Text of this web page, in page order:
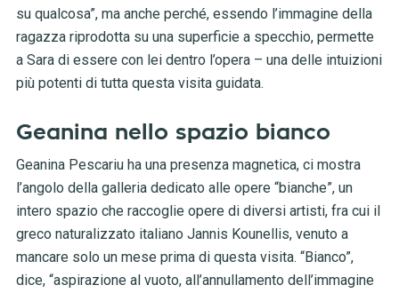
su qualcosa”, ma anche perché, essendo l’immagine della
ragazza riprodotta su una superficie a specchio, permette
a Sara di essere con lei dentro l’opera – una delle intuizioni
più potenti di tutta questa visita guidata.
Geanina nello spazio bianco
Geanina Pescariu ha una presenza magnetica, ci mostra
l’angolo della galleria dedicato alle opere “bianche”, un
intero spazio che raccoglie opere di diversi artisti, fra cui il
greco naturalizzato italiano Jannis Kounellis, venuto a
mancare solo un mese prima di questa visita. “Bianco”,
dice, “aspirazione al vuoto, all’annullamento dell’immagine